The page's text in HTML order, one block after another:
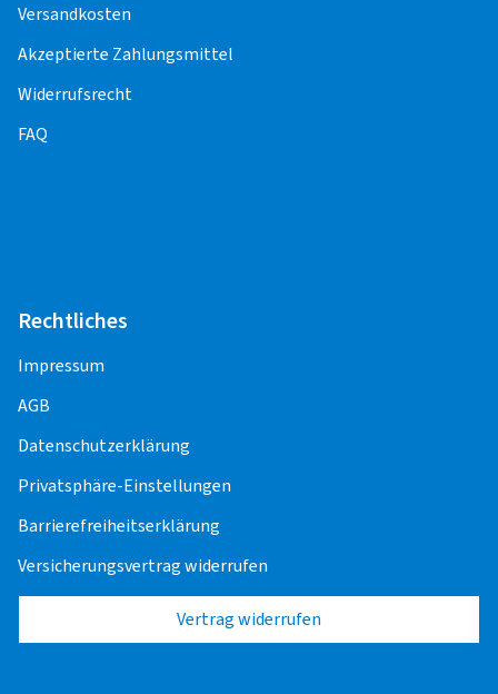
einschließlich der Preise für die
Montageleistungen, sind die Montagepartner
Versandkosten
Akzeptierte Zahlungsmittel
Widerrufsrecht
FAQ
Rechtliches
Impressum
AGB
Datenschutzerklärung
Privatsphäre-Einstellungen
Barrierefreiheitserklärung
Versicherungsvertrag widerrufen
Vertrag widerrufen